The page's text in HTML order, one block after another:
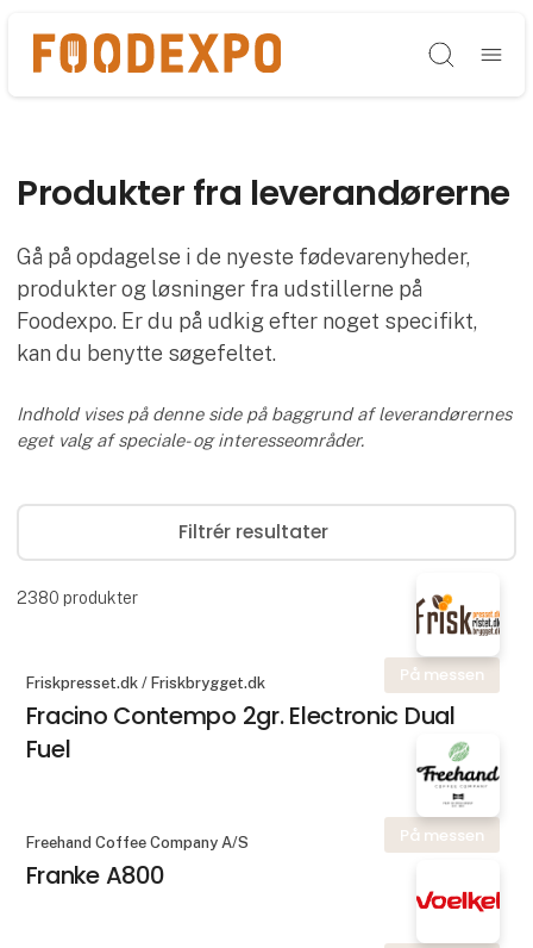
Søg
Produkter fra leverandørerne
Gå på opdagelse i de nyeste fødevarenyheder,
produkter og løsninger fra udstillerne på
Foodexpo. Er du på udkig efter noget specifikt,
kan du benytte søgefeltet.
Indhold vises på denne side på baggrund af leverandørernes
eget valg af speciale- og interesseområder.
Filtrér resultater
2380 produkter
På messen
Friskpresset.dk / Friskbrygget.dk
Fracino Contempo 2gr. Electronic Dual
Fuel
På messen
Freehand Coffee Company A/S
Franke A800